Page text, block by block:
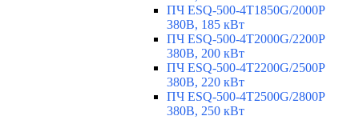
ПЧ ESQ-500-4T1850G/2000P
380В, 185 кВт
ПЧ ESQ-500-4T2000G/2200P
380В, 200 кВт
ПЧ ESQ-500-4T2200G/2500P
380В, 220 кВт
ПЧ ESQ-500-4T2500G/2800P
380В, 250 кВт